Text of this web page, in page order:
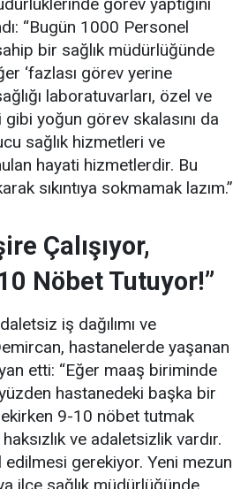
“Bugün 1000 Personel
bir sağlık müdürlüğünde
‘fazlası görev yerine
laboratuvarları, özel ve
yoğun görev skalasını da
sağlık hizmetleri ve
hayati hizmetlerdir. Bu
sıkıntıya sokmamak lazım.”
Çalışıyor,
Nöbet Tutuyor!”
iş dağılımı ve
hastanelerde yaşanan
etti: “Eğer maaş biriminde
hastanedeki başka bir
9-10 nöbet tutmak
ve adaletsizlik vardır.
gerekiyor. Yeni mezun